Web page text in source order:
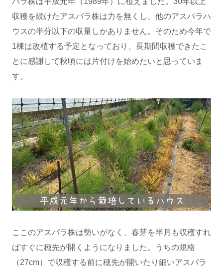
収穫を続けたアスパラ株は力を無くし、他のアスパラハ
ウスの半分以下の収量しかありません。そのため今年で
1棟は改植する予定となっており、長期間収穫できたこ
とに感謝して秋頃には片付けを始めたいと思っていま
す。
ここのアスパラ株は勢いがなく、春芽を半月も収穫すれ
ばすぐに穂先が開くようになりました。うちの規格
（27cm）で収穫する前に穂先が開いたり細いアスパラ